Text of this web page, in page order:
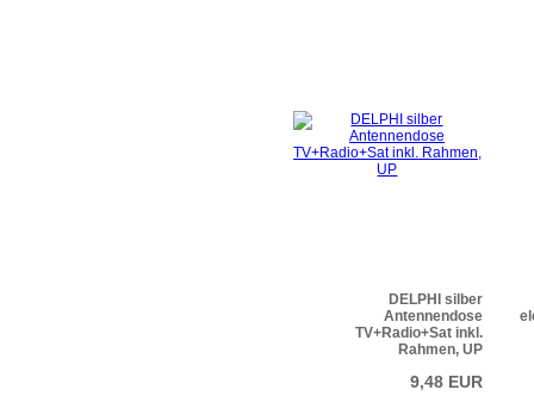
DELPHI silber
Antennendose
TV+Radio+Sat inkl.
Rahmen, UP
9,48 EUR